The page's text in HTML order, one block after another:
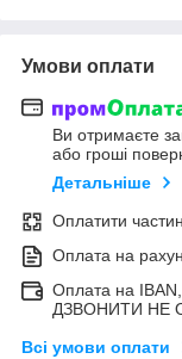
Умови оплати
Ви отримаєте
або гроші
Детальніше
Оплатити
Оплата на
Оплата на
ДЗВОНИТИ НЕ
Всі умови оплати